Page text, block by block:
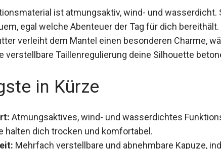
ist atmungsaktiv, wind- und wasserdicht.
egal welche Abenteuer der Tag für dich
verleiht dem Mantel einen besonderen Charme,
verstellbare Taillenregulierung deine Silhouette
in Kürze
Atmungsaktives, wind- und wasserdichtes
halten dich trocken und komfortabel.
Mehrfach verstellbare und abnehmbare Kapuze,